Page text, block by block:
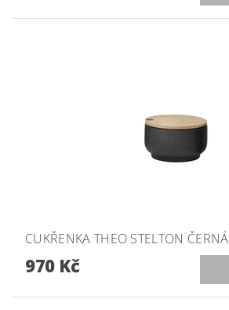
CUKŘENKA THEO STELTON ČERNÁ
970 Kč